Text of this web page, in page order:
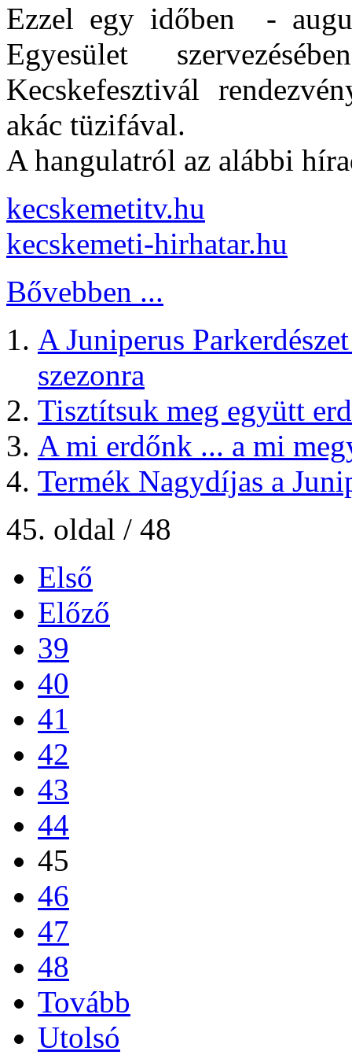
Ezzel egy időben -
Egyesület
Kecskefesztivál
akác tüzifával.
A hangulatról az alábbi
kecskemetitv.hu
kecskemeti-hirhatar.hu
Bővebben ...
A Juniperus
szezonra
Tisztítsuk meg együtt
A mi erdőnk ... a mi
Termék Nagydíjas a
45. oldal / 48
Első
Előző
39
40
41
42
43
44
45
46
47
48
Tovább
Utolsó